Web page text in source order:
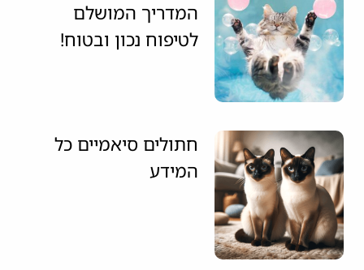
המדריך המושלם
לטיפוח נכון ובטוח!
חתולים סיאמיים כל
המידע